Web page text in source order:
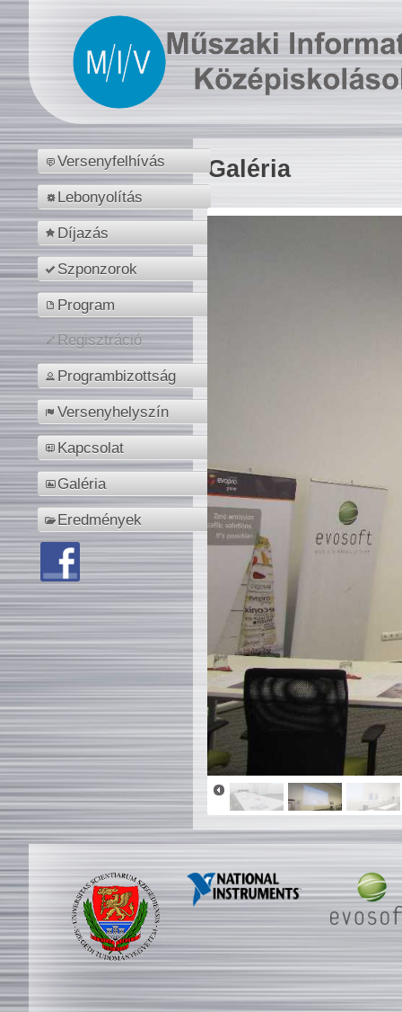
Versenyfelhívás
Lebonyolítás
Díjazás
Szponzorok
Program
Regisztráció
Programbizottság
Versenyhelyszín
Kapcsolat
Galéria
Eredmények
Galéria